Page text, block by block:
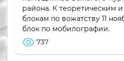
района. К теоретическим
блокам по вожатству 11
блок по мобилографии.
737